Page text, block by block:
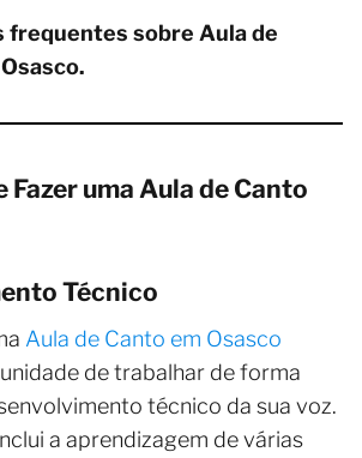
frequentes sobre Aula de
Fazer uma Aula de Canto
Técnico
Aula de Canto em Osasco
de trabalhar de forma
técnico da sua voz.
a aprendizagem de várias